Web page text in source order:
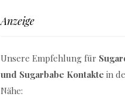
Anzeige
Unsere Empfehlung für
und Sugarbabe Kontakte in
Nähe: